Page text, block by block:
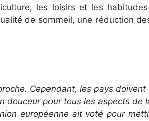
les loisirs et les
de sommeil, une réduction
Cependant, les pays
douceur pour tous les aspects de
européenne ait voté pour